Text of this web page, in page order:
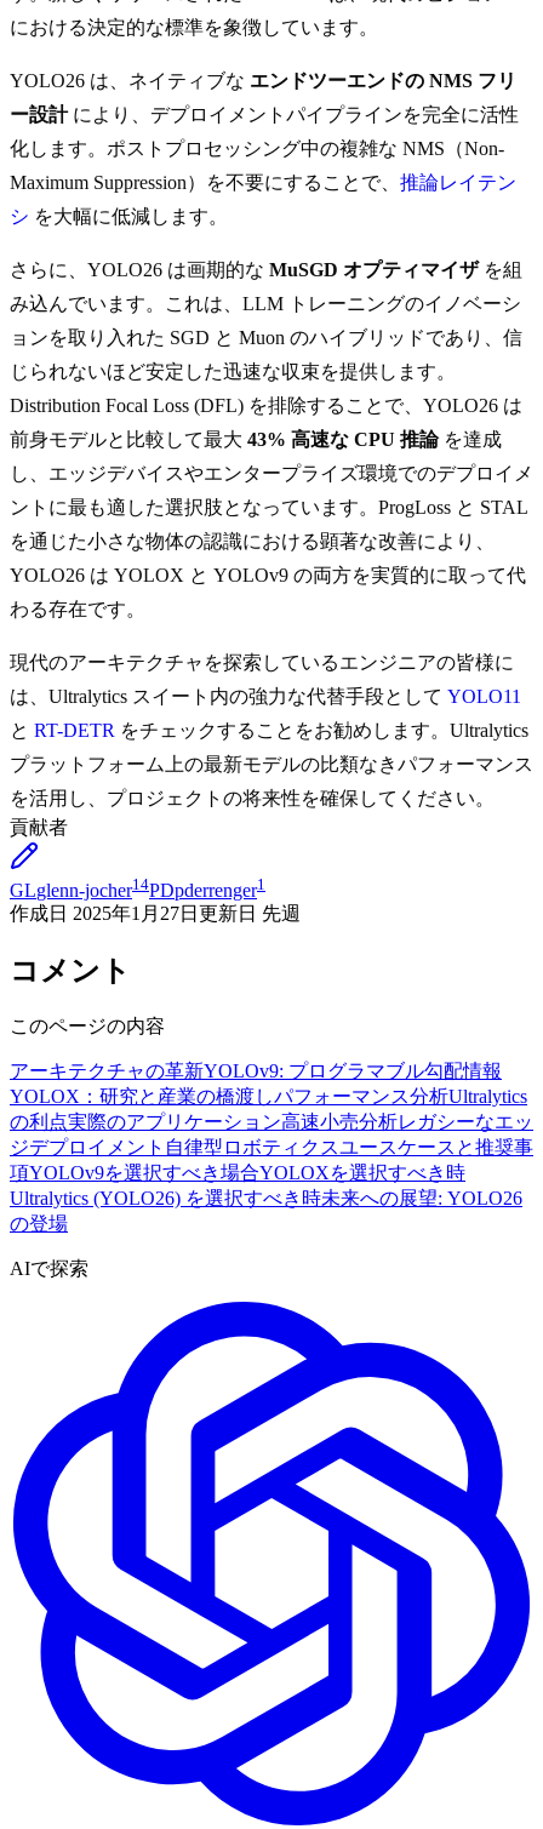
における決定的な標準を象徴しています。
YOLO26 は、ネイティブな エンドツーエンドの NMS フリ
ー設計により、デプロイメントパイプラインを完全に活性
化します。ポストプロセッシング中の複雑な NMS（Non-
Maximum Suppression）を不要にすることで、 推論レイテン
シ を大幅に低減します。
さらに、YOLO26 は画期的な MuSGD オプティマイザを組
み込んでいます。これは、LLM トレーニングのイノベーシ
ョンを取り入れた SGD と Muon のハイブリッドであり、信
じられないほど安定した迅速な収束を提供します。
Distribution Focal Loss (DFL) を排除することで、YOLO26 は
前身モデルと比較して最大 43% 高速な CPU 推論を達成
し、エッジデバイスやエンタープライズ環境でのデプロイメ
ントに最も適した選択肢となっています。ProgLoss と STAL
を通じた小さな物体の認識における顕著な改善により、
YOLO26 は YOLOX と YOLOv9 の両方を実質的に取って代
わる存在です。
現代のアーキテクチャを探索しているエンジニアの皆様に
は、Ultralytics スイート内の強力な代替手段として YOLO11
と RT-DETR をチェックすることをお勧めします。Ultralytics
プラットフォーム上の最新モデルの比類なきパフォーマンス
を活用し、プロジェクトの将来性を確保してください。
貢献者
GLglenn-jocher14PDpderrenger1
作成日 2025年1月27日 更新日 先週
コメント
このページの内容
アーキテクチャの革新YOLOv9: プログラマブル勾配情報
YOLOX：研究と産業の橋渡しパフォーマンス分析Ultralytics
の利点実際のアプリケーション高速小売分析レガシーなエッ
ジデプロイメント 自律型ロボティクスユースケースと推奨事
項YOLOv9を選択すべき場合YOLOXを選択すべき時
Ultralytics (YOLO26) を選択すべき時未来への展望: YOLO26
の登場
AIで探索